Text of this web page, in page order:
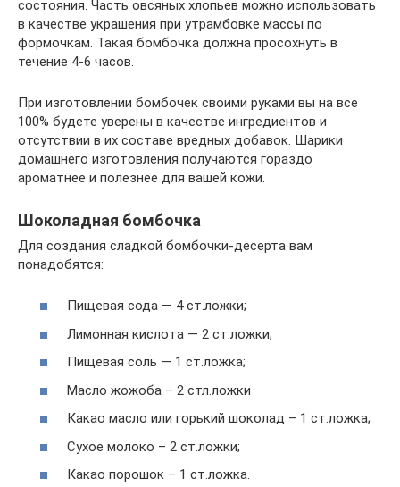
состояния. Часть овсяных хлопьев можно использовать
в качестве украшения при утрамбовке массы по
формочкам. Такая бомбочка должна просохнуть в
течение 4-6 часов.
При изготовлении бомбочек своими руками вы на все
100% будете уверены в качестве ингредиентов и
отсутствии в их составе вредных добавок. Шарики
домашнего изготовления получаются гораздо
ароматнее и полезнее для вашей кожи.
Шоколадная бомбочка
Для создания сладкой бомбочки-десерта вам
понадобятся:
Пищевая сода — 4 ст.ложки;
Лимонная кислота — 2 ст.ложки;
Пищевая соль — 1 ст.ложка;
Масло жожоба – 2 стл.ложки
Какао масло или горький шоколад – 1 ст.ложка;
Сухое молоко – 2 ст.ложки;
Какао порошок – 1 ст.ложка.